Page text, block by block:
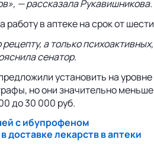
— рассказала Рукавишникова.
в аптеке на срок от
а только
сенатор.
установить на
но они значительно
до 30 000 руб.
с ибупрофеном
лекарств в аптеки